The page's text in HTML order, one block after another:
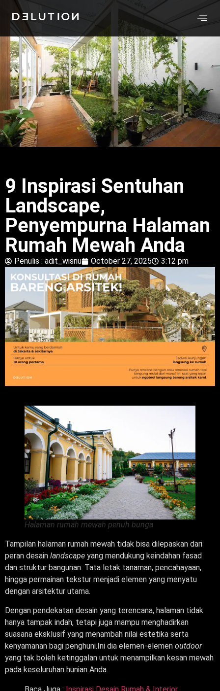
9 Inspirasi Sentuhan
Landscape,
Penyempurna Halaman
Rumah Mewah Anda
Penulis : adit_wisnu October 27, 2025 3:12 pm
Halaman rumah mewah penuh bunga
Tampilan halaman rumah mewah tidak bisa dilepaskan dari
peran desain landscape yang mendukung keindahan fasad
dan struktur bangunan. Tata letak tanaman, pencahayaan,
hingga permainan tekstur menjadi elemen yang menyatu
dengan arsitektur utama.
Dengan pendekatan desain yang terencana, halaman tidak
hanya tampak indah, tetapi juga mampu menghadirkan
suasana eksklusif yang menambah nilai estetika serta
kenyamanan bagi penghuni.Ini dia elemen-elemen outdoor
yang tak boleh ketinggalan untuk menampilkan kesan mewah
pada keseluruhan hunian Anda.
Baca Juga : Inspirasi Desain Rumah & Interior